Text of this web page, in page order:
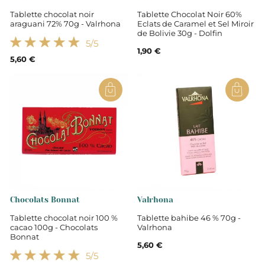
Tablette chocolat noir
araguani 72% 70g - Valrhona
5/5
5,60 €
Tablette Chocolat Noir 60%
Eclats de Caramel et Sel Miroir
de Bolivie 30g - Dolfin
1,90 €
Chocolats Bonnat
Tablette chocolat noir 100 %
cacao 100g - Chocolats
Bonnat
5/5
Valrhona
Tablette bahibe 46 % 70g -
Valrhona
5,60 €